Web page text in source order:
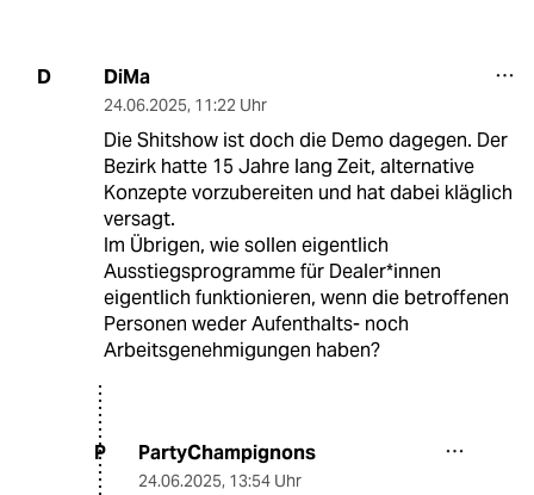
D DiMa
24.06.2025, 11:22 Uhr
Die Shitshow ist doch die Demo dagegen. Der
Bezirk hatte 15 Jahre lang Zeit, alternative
Konzepte vorzubereiten und hat dabei kläglich
versagt.
Im Übrigen, wie sollen eigentlich
Ausstiegsprogramme für Dealer*innen
eigentlich funktionieren, wenn die betroffenen
Personen weder Aufenthalts- noch
Arbeitsgenehmigungen haben?
P PartyChampignons
24.06.2025, 13:54 Uhr